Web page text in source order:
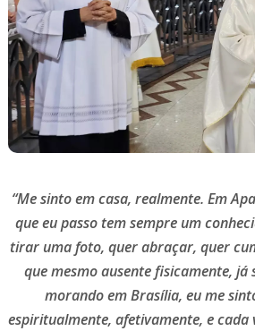
“Me sinto em casa, realmente. Em
que eu passo tem sempre um
tirar uma foto, quer abraçar, quer
que mesmo ausente fisicamente,já
morando em Brasília, eu me
espiritualmente, afetivamente, e cada